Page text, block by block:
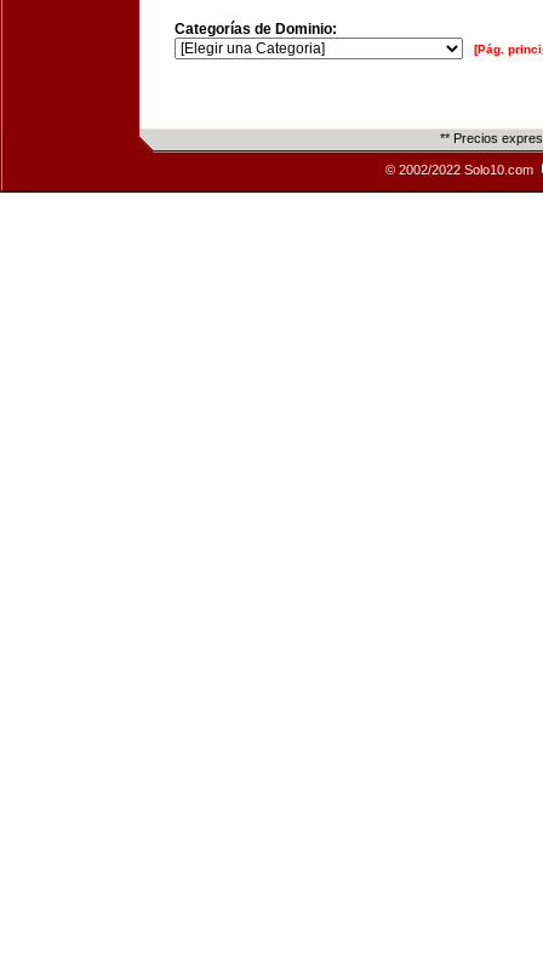
Categorías de Dominio:
[Pág.
** Precios
© 2002/2022 Solo10.com